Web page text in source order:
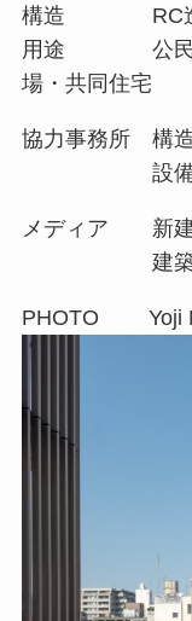
構造 RC造
用途 公民館
場・共同住宅
協力事務所 構
設備
メディア 新
建築技術
PHOTO Yoji